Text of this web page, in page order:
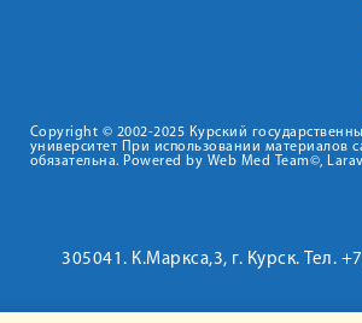
Copyright © 2002-2025 Курский
университет При использовании материалов
обязательна. Powered by Web Med Team©,
305041. К.Маркса,3, г. Курск. Тел.